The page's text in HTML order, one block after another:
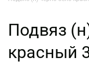
Подвяз
красный